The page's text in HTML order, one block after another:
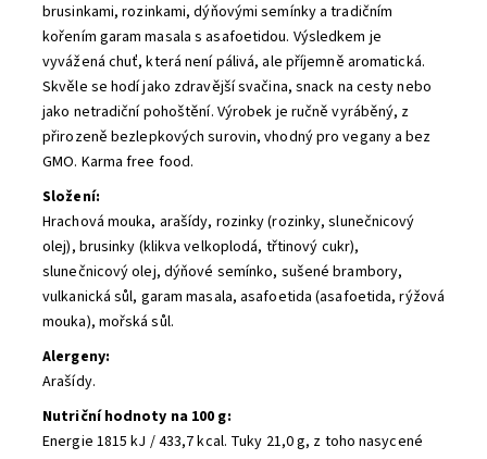
brusinkami, rozinkami, dýňovými semínky a tradičním
kořením garam masala s asafoetidou. Výsledkem je
vyvážená chuť, která není pálivá, ale příjemně aromatická.
Skvěle se hodí jako zdravější svačina, snack na cesty nebo
jako netradiční pohoštění. Výrobek je ručně vyráběný, z
přirozeně bezlepkových surovin, vhodný pro vegany a bez
GMO. Karma free food.
Složení:
Hrachová mouka, arašídy, rozinky (rozinky, slunečnicový
olej), brusinky (klikva velkoplodá, třtinový cukr),
slunečnicový olej, dýňové semínko, sušené brambory,
vulkanická sůl, garam masala, asafoetida (asafoetida, rýžová
mouka), mořská sůl.
Alergeny:
Arašídy.
Nutriční hodnoty na 100 g:
Energie 1815 kJ / 433,7 kcal. Tuky 21,0 g, z toho nasycené